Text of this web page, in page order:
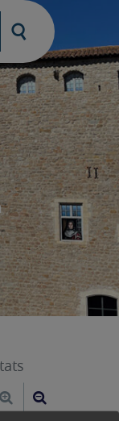
Moteur de
mail le
Agrandir le